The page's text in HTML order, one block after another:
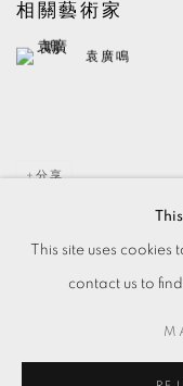
相關藝術家
袁廣鳴
分享
This site uses
contact us to